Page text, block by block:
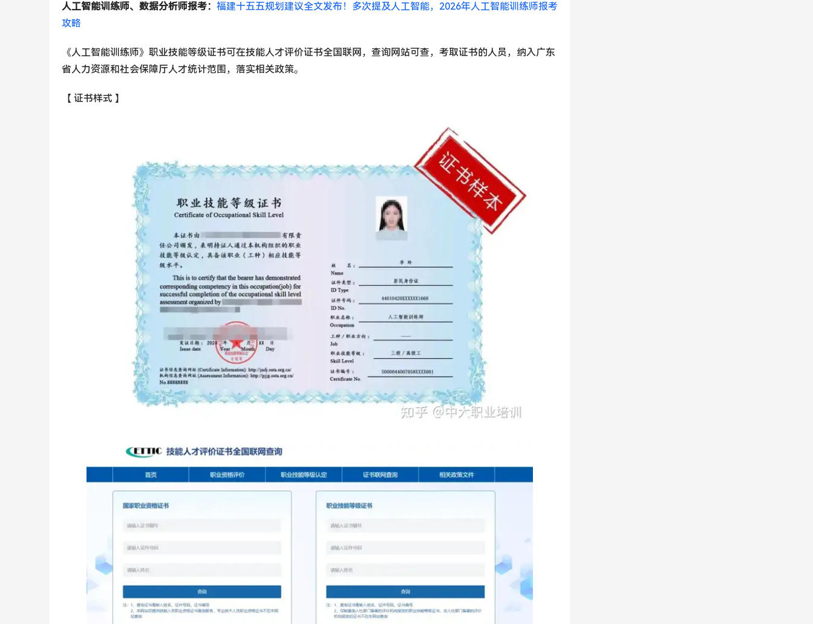
人工智能训练师、数据分析师报考： 福建十五五规划建议全文发布！多次提及人工智能，2026年人工智能训练师报考
攻略
《人工智能训练师》职业技能等级证书可在技能人才评价证书全国联网，查询网站可查，考取证书的人员，纳入广东
省人力资源和社会保障厅人才统计范围，落实相关政策。
【 证书样式 】